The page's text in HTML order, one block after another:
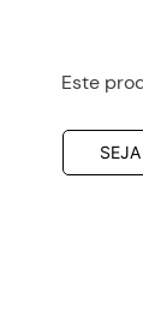
Este